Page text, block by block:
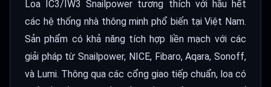
Loa IC3/IW3 Snailpower tương thích với hầu hết
các hệ thống nhà thông minh phổ biến tại Việt Nam.
Sản phẩm có khả năng tích hợp liền mạch với các
giải pháp từ Snailpower, NICE, Fibaro, Aqara, Sonoff,
và Lumi. Thông qua các cổng giao tiếp chuẩn, loa có